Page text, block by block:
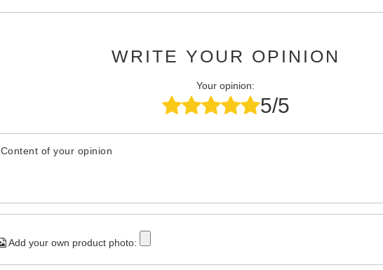
WRITE YOUR OPINION
Your opinion:
5/5
Content of your opinion
Add your own product photo: